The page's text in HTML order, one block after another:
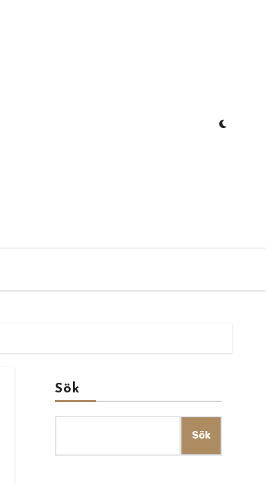
Sök
Sök